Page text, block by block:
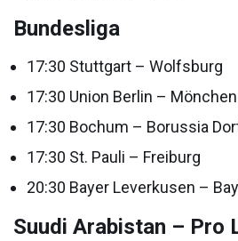
Bundesliga
17:30 Stuttgart – Wolfsburg
17:30 Union Berlin –
17:30 Bochum – Borussia
17:30 St. Pauli – Freiburg
20:30 Bayer Leverkusen –
Suudi Arabistan – Pro